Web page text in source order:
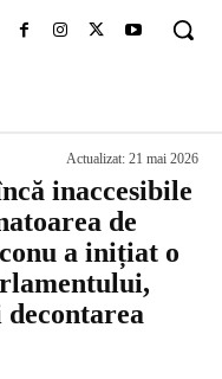
Actualizat: 21 mai 2026
inaccesibile
de
a inițiat o